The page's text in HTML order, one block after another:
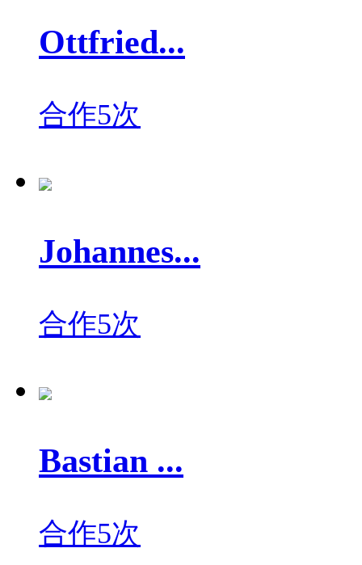
Ottfried...
合作5次
Johannes...
合作5次
Bastian ...
合作5次